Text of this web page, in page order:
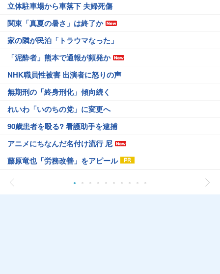
立体駐車場から車落下 夫婦死傷
関東「真夏の暑さ」は終了か
家の隣が民泊「トラウマなった」
「泥酔者」熊本で通報が頻発か
NHK職員性被害 出演者に怒りの声
無期刑の「終身刑化」傾向続く
れいわ「いのちの党」に変更へ
90歳患者を殴る? 看護助手を逮捕
アニメにちなんだ名付け流行 尼
藤原竜也「労務改善」をアピール